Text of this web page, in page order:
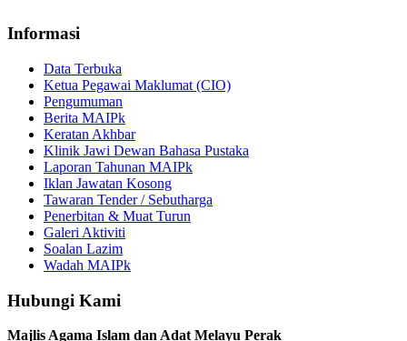
Informasi
Data Terbuka
Ketua Pegawai Maklumat (CIO)
Pengumuman
Berita MAIPk
Keratan Akhbar
Klinik Jawi Dewan Bahasa Pustaka
Laporan Tahunan MAIPk
Iklan Jawatan Kosong
Tawaran Tender / Sebutharga
Penerbitan & Muat Turun
Galeri Aktiviti
Soalan Lazim
Wadah MAIPk
Hubungi Kami
Majlis Agama Islam dan Adat Melayu Perak